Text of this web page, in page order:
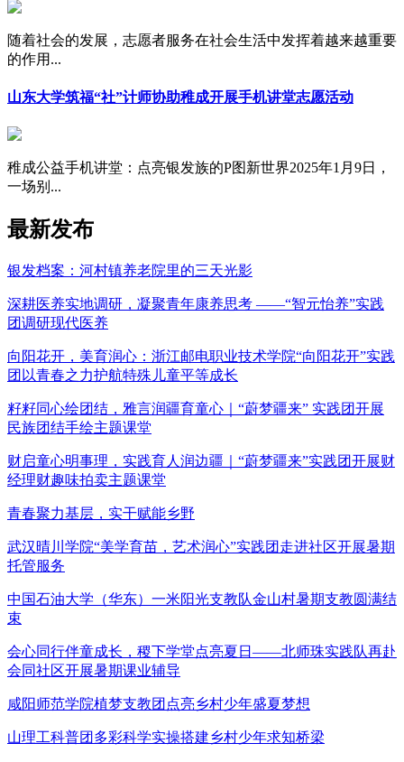
随着社会的发展，志愿者服务在社会生活中发挥着越来越重要
的作用...
山东大学筑福“社”计师协助稚成开展手机讲堂志愿活动
稚成公益手机讲堂：点亮银发族的P图新世界2025年1月9日，
一场别...
最新发布
银发档案：河村镇养老院里的三天光影
深耕医养实地调研，凝聚青年康养思考 ——“智元怡养”实践
团调研现代医养
向阳花开，美育润心：浙江邮电职业技术学院“向阳花开”实践
团以青春之力护航特殊儿童平等成长
籽籽同心绘团结，雅言润疆育童心｜“蔚梦疆来” 实践团开展
民族团结手绘主题课堂
财启童心明事理，实践育人润边疆｜“蔚梦疆来”实践团开展财
经理财趣味拍卖主题课堂
青春聚力基层，实干赋能乡野
武汉晴川学院“美学育苗，艺术润心”实践团走进社区开展暑期
托管服务
中国石油大学（华东）一米阳光支教队金山村暑期支教圆满结
束
会心同行伴童成长，稷下学堂点亮夏日——北师珠实践队再赴
会同社区开展暑期课业辅导
咸阳师范学院植梦支教团点亮乡村少年盛夏梦想
山理工科普团多彩科学实操搭建乡村少年求知桥梁